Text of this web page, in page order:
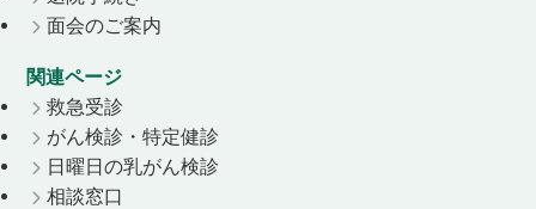
面会のご案内
関連ページ
救急受診
がん検診・特定健診
日曜日の乳がん検診
相談窓口